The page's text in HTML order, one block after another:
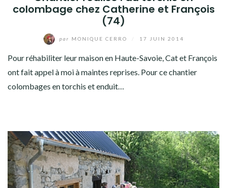
colombage chez Catherine et François
(74)
par MONIQUE CERRO 17 JUIN 2014
Pour réhabiliter leur maison en Haute-Savoie, Cat et François
ont fait appel à moi à maintes reprises. Pour ce chantier
colombages en torchis et enduit…